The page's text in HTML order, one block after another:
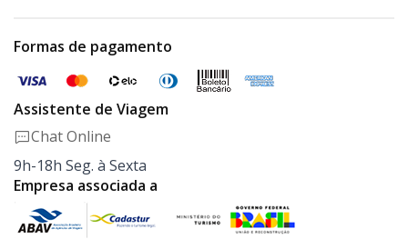
Formas de pagamento
Assistente de Viagem
Chat Online
9h-18h Seg. à Sexta
Empresa associada a